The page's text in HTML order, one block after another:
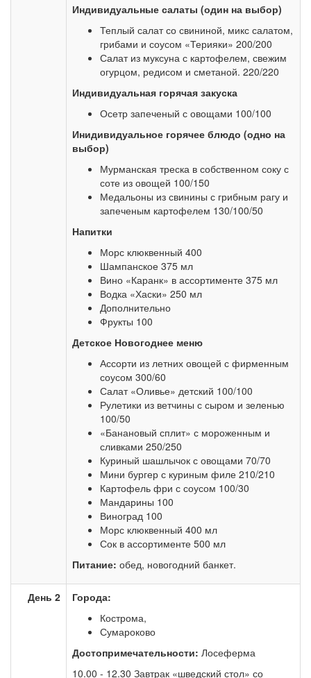
Индивидуальные салаты (один на выбор)
Теплый салат со свининой, микс салатом,
грибами и соусом «Терияки» 200/200
Салат из муксуна с картофелем, свежим
огурцом, редисом и сметаной. 220/220
Индивидуальная горячая закуска
Осетр запеченый с овощами 100/100
Инидивидуальное горячее блюдо (одно на
выбор)
Мурманская треска в собственном соку с
соте из овощей 100/150
Медальоны из свинины с грибным рагу и
запеченым картофелем 130/100/50
Напитки
Морс клюквенный 400
Шампанское 375 мл
Вино «Каранк» в ассортименте 375 мл
Водка «Хаски» 250 мл
Дополнительно
Фрукты 100
Детское Новогоднее меню
Ассорти из летних овощей с фирменным
соусом 300/60
Салат «Оливье» детский 100/100
Рулетики из ветчины с сыром и зеленью
100/50
«Банановый сплит» с мороженным и
сливками 250/250
Куриный шашлычок с овощами 70/70
Мини бургер с куриным филе 210/210
Картофель фри с соусом 100/30
Мандарины 100
Виноград 100
Морс клюквенный 400 мл
Сок в ассортименте 500 мл
Питание: обед, новогодний банкет.
День 2
Города:
Кострома,
Сумароково
Достопримечательности: Лосеферма
10.00 - 12.30 Завтрак «шведский стол» со